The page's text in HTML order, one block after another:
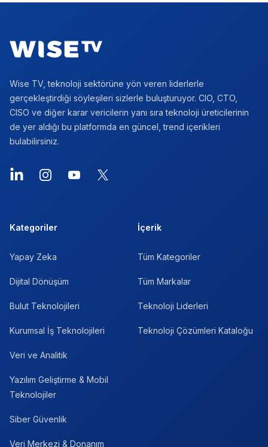
Wise TV, teknoloji sektörüne yön veren liderlerle
gerçekleştirdiği söyleşileri sizlerle buluşturuyor. CIO, CTO,
CISO ve diğer karar vericilerin yanı sıra teknoloji üreticilerinin
de yer aldığı bu platformda en güncel, trend içerikleri
bulabilirsiniz.
LinkedInInstagramYouTube
X
Kategoriler
Yapay Zeka
Dijital Dönüşüm
Bulut Teknolojileri
Kurumsal İş Teknolojileri
Veri ve Analitik
Yazılım Geliştirme & Mobil
Teknolojiler
Siber Güvenlik
Veri Merkezi & Donanım
İçerik
Tüm Kategoriler
Tüm Markalar
Teknoloji Liderleri
Teknoloji Çözümleri Kataloğu